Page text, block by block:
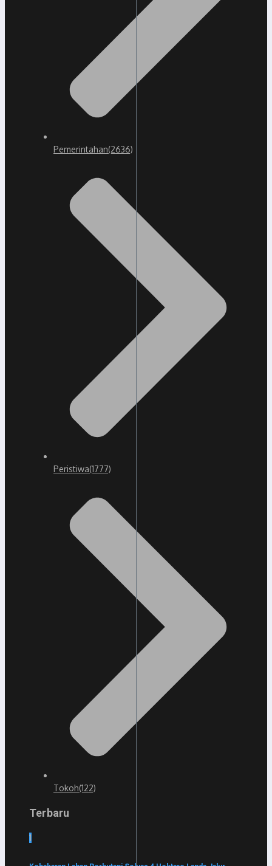
Pemerintahan(2636)
Peristiwa(1777)
Tokoh(122)
Terbaru
1